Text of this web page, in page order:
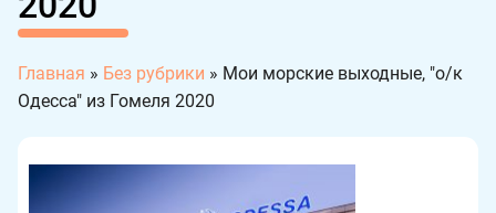
Главная » Без рубрики » Мои морские выходные, "о/к
Одесса" из Гомеля 2020